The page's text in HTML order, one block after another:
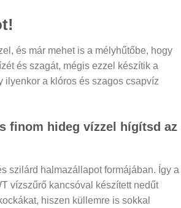
és már mehet is a mélyhűtőbe, hogy
és szagát, mégis ezzel készítik a
ilyenkor a klóros és szagos csapvíz
finom hideg vízzel hígítsd az
szilárd halmazállapot formájában. Így a
vízszűrő kancsóval készített nedűt
hiszen küllemre is sokkal